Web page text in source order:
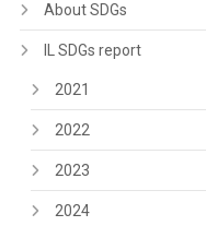
About SDGs
IL SDGs report
2021
2022
2023
2024